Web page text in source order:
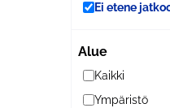
Ei etene
Alue
Kaikki
Ympäristö